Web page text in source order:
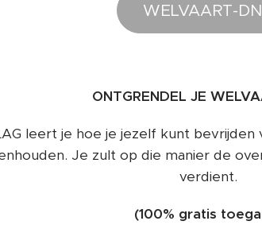
WELVAART-
ONTGRENDEL JE
leert je hoe je jezelf kunt
Je zult op die manier de
verdient.
(100% gratis